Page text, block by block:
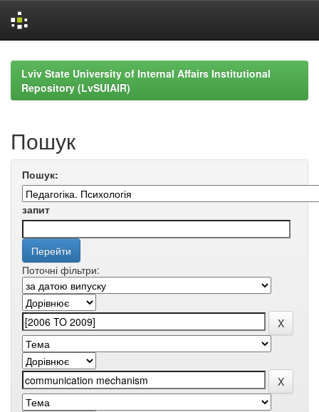
navigationLviv State University of Internal Affairs Institutional
Repository (LvSUIAIR)
Пошук
Пошук:
запит
Поточні фільтри: